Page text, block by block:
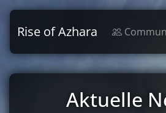
Rise of Azhara
Aktuelle